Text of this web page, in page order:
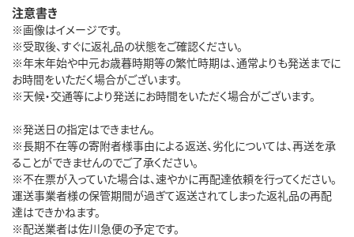
注意書き
※画像はイメージです。
※受取後、すぐに返礼品の状態をご確認ください。
※年末年始や中元お歳暮時期等の繁忙時期は、通常よりも発送までに
お時間をいただく場合がございます。
※天候・交通等により発送にお時間をいただく場合がございます。
※発送日の指定はできません。
※長期不在等の寄附者様事由による返送、劣化については、再送を承
ることができませんのでご了承ください。
※不在票が入っていた場合は、速やかに再配達依頼を行ってください。
運送事業者様の保管期間が過ぎて返送されてしまった返礼品の再配
達はできかねます。
※配送業者は佐川急便の予定です。